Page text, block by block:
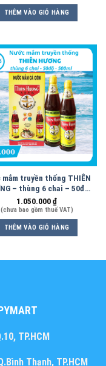
THÊM VÀO GIỎ HÀNG
mắm truyền thống THIÊN
– thùng 6 chai – 50độ
– 500ml
1.050.000₫
(chưa bao gồm thuế VAT)
THÊM VÀO GIỎ HÀNG
TP.HCM
Thạnh, TP.HCM